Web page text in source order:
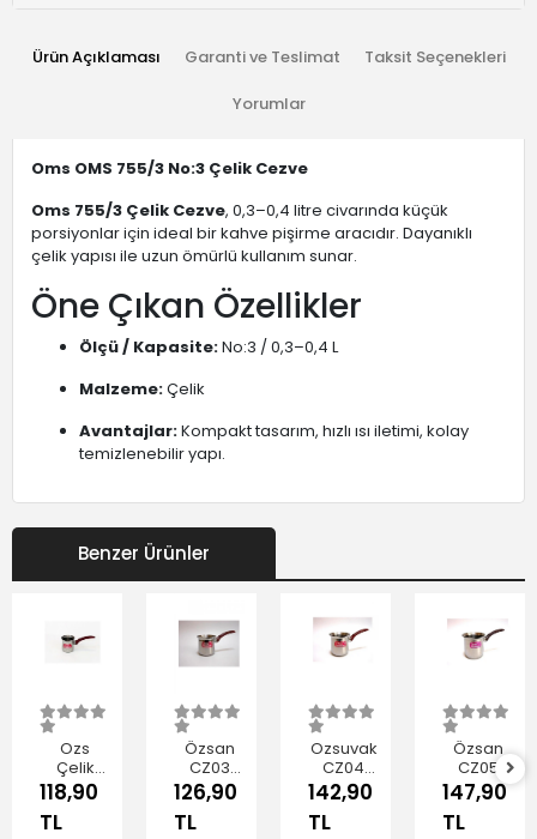
Ürün Açıklaması Garanti ve Teslimat Taksit Seçenekleri
Yorumlar
Oms OMS 755/3 No:3 Çelik Cezve
Oms 755/3 Çelik Cezve, 0,3–0,4 litre civarında küçük
porsiyonlar için ideal bir kahve pişirme aracıdır. Dayanıklı
çelik yapısı ile uzun ömürlü kullanım sunar.
Öne Çıkan Özellikler
Ölçü / Kapasite:No:3 / 0,3–0,4 L
Malzeme:Çelik
Avantajlar:Kompakt tasarım, hızlı ısı iletimi, kolay
temizlenebilir yapı.
Benzer Ürünler
Ozs
Çelik
Cezve
No:02/430
118,90
TL
Özsan
CZ03
Çelik
Cezve
No:03/430
126,90
TL
Ozsuvak
CZ04
Çelik
Cezve
No:04/430
142,90
TL
Özsan
CZ05
Çelik
Cezve
No:5
147,90
TL